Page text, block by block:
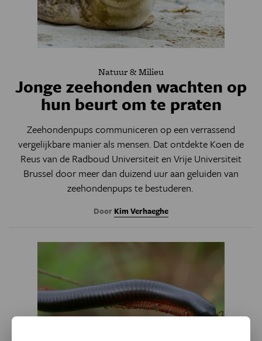
Natuur & Milieu
Jonge zeehonden wachten op
hun beurt om te praten
Zeehondenpups communiceren op een verrassend
vergelijkbare manier als mensen. Dat ontdekte Koen de
Reus van de Radboud Universiteit en Vrije Universiteit
Brussel door meer dan duizend uur aan geluiden van
zeehondenpups te bestuderen.
Door Kim Verhaeghe